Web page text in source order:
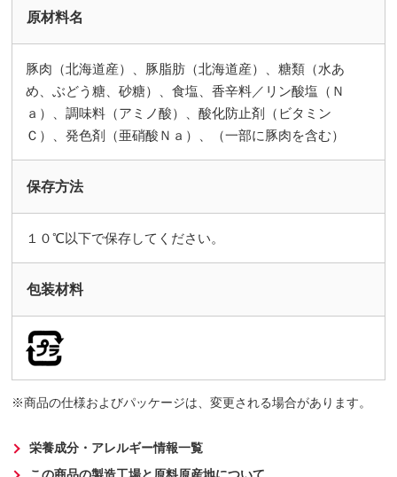
原材料名
豚肉（北海道産）、豚脂肪（北海道産）、糖類（水あ
め、ぶどう糖、砂糖）、食塩、香辛料／リン酸塩（Ｎ
ａ）、調味料（アミノ酸）、酸化防止剤（ビタミン
Ｃ）、発色剤（亜硝酸Ｎａ）、（一部に豚肉を含む）
保存方法
１０℃以下で保存してください。
包装材料
商品の仕様およびパッケージは、変更される場合があります。
栄養成分・アレルギー情報一覧
この商品の製造工場と原料原産地について